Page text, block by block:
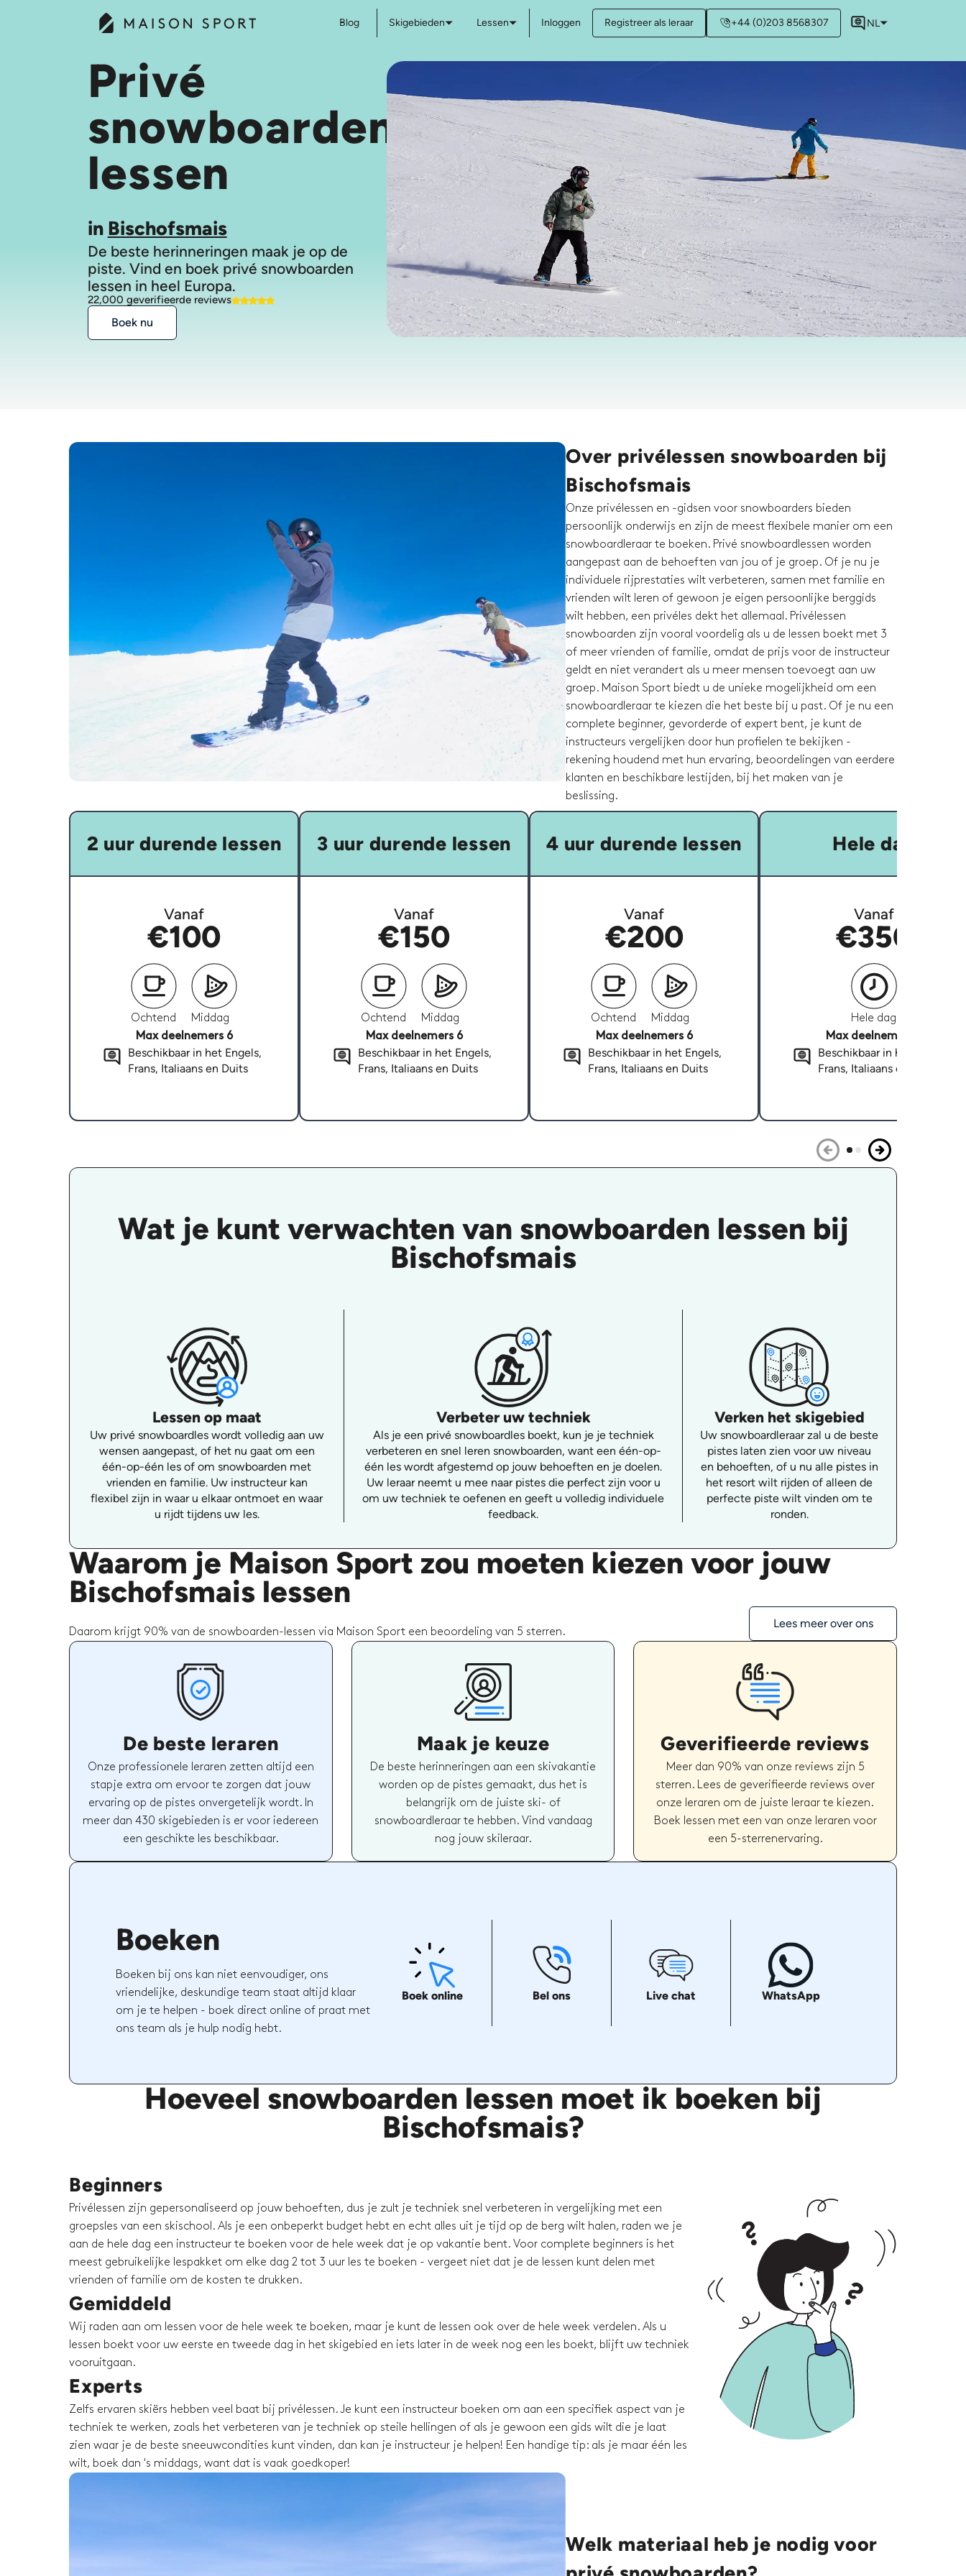
Blog Skigebieden Lessen Inloggen Registreer als leraar +44 (0)203 8568307 NL
Privé
snowboarden
lessen
in Bischofsmais
De beste herinneringen maak je op de
piste. Vind en boek privé snowboarden
lessen in heel Europa.
22,000 geverifieerde reviews
Boek nu
Over privélessen snowboarden bij
Bischofsmais
Onze privélessen en -gidsen voor snowboarders bieden
persoonlijk onderwijs en zijn de meest flexibele manier om een
snowboardleraar te boeken. Privé snowboardlessen worden
aangepast aan de behoeften van jou of je groep. Of je nu je
individuele rijprestaties wilt verbeteren, samen met familie en
vrienden wilt leren of gewoon je eigen persoonlijke berggids
wilt hebben, een privéles dekt het allemaal. Privélessen
snowboarden zijn vooral voordelig als u de lessen boekt met 3
of meer vrienden of familie, omdat de prijs voor de instructeur
geldt en niet verandert als u meer mensen toevoegt aan uw
groep. Maison Sport biedt u de unieke mogelijkheid om een
snowboardleraar te kiezen die het beste bij u past. Of je nu een
complete beginner, gevorderde of expert bent, je kunt de
instructeurs vergelijken door hun profielen te bekijken -
rekening houdend met hun ervaring, beoordelingen van eerdere
klanten en beschikbare lestijden, bij het maken van je
beslissing.
2 uur durende lessen
Vanaf
€100
Ochtend
Middag
Max deelnemers 6
Beschikbaar in het Engels,
Frans, Italiaans en Duits
3 uur durende lessen
Vanaf
€150
Ochtend
Middag
Max deelnemers 6
Beschikbaar in het Engels,
Frans, Italiaans en Duits
4 uur durende lessen
Vanaf
€200
Ochtend
Middag
Max deelnemers 6
Beschikbaar in het Engels,
Frans, Italiaans en Duits
Hele dag
Vanaf
€350
Hele dag
Max deelnemers 6
Beschikbaar in het Engels,
Frans, Italiaans en Duits
Wat je kunt verwachten van snowboarden lessen bij
Bischofsmais
Lessen op maat
Uw privé snowboardles wordt volledig aan uw
wensen aangepast, of het nu gaat om een
één-op-één les of om snowboarden met
vrienden en familie. Uw instructeur kan
flexibel zijn in waar u elkaar ontmoet en waar
u rijdt tijdens uw les.
Verbeter uw techniek
Als je een privé snowboardles boekt, kun je je techniek
verbeteren en snel leren snowboarden, want een één-op-
één les wordt afgestemd op jouw behoeften en je doelen.
Uw leraar neemt u mee naar pistes die perfect zijn voor u
om uw techniek te oefenen en geeft u volledig individuele
feedback.
Verken het skigebied
Uw snowboardleraar zal u de beste
pistes laten zien voor uw niveau
en behoeften, of u nu alle pistes in
het resort wilt rijden of alleen de
perfecte piste wilt vinden om te
ronden.
Waarom je Maison Sport zou moeten kiezen voor jouw
Bischofsmais lessen
Daarom krijgt 90% van de snowboarden-lessen via Maison Sport een beoordeling van 5 sterren.
Lees meer over ons
De beste leraren
Onze professionele leraren zetten altijd een
stapje extra om ervoor te zorgen dat jouw
ervaring op de pistes onvergetelijk wordt. In
meer dan 430 skigebieden is er voor iedereen
een geschikte les beschikbaar.
Maak je keuze
De beste herinneringen aan een skivakantie
worden op de pistes gemaakt, dus het is
belangrijk om de juiste ski- of
snowboardleraar te hebben. Vind vandaag
nog jouw skileraar.
Geverifieerde reviews
Meer dan 90% van onze reviews zijn 5
sterren. Lees de geverifieerde reviews over
onze leraren om de juiste leraar te kiezen.
Boek lessen met een van onze leraren voor
een 5-sterrenervaring.
Boeken
Boeken bij ons kan niet eenvoudiger, ons
vriendelijke, deskundige team staat altijd klaar
om je te helpen - boek direct online of praat met
ons team als je hulp nodig hebt.
Boek online Bel ons Live chat WhatsApp
Hoeveel snowboarden lessen moet ik boeken bij
Bischofsmais?
Beginners
Privélessen zijn gepersonaliseerd op jouw behoeften, dus je zult je techniek snel verbeteren in vergelijking met een
groepsles van een skischool. Als je een onbeperkt budget hebt en echt alles uit je tijd op de berg wilt halen, raden we je
aan de hele dag een instructeur te boeken voor de hele week dat je op vakantie bent. Voor complete beginners is het
meest gebruikelijke lespakket om elke dag 2 tot 3 uur les te boeken - vergeet niet dat je de lessen kunt delen met
vrienden of familie om de kosten te drukken.
Gemiddeld
Wij raden aan om lessen voor de hele week te boeken, maar je kunt de lessen ook over de hele week verdelen. Als u
lessen boekt voor uw eerste en tweede dag in het skigebied en iets later in de week nog een les boekt, blijft uw techniek
vooruitgaan.
Experts
Zelfs ervaren skiërs hebben veel baat bij privélessen. Je kunt een instructeur boeken om aan een specifiek aspect van je
techniek te werken, zoals het verbeteren van je techniek op steile hellingen of als je gewoon een gids wilt die je laat
zien waar je de beste sneeuwcondities kunt vinden, dan kan je instructeur je helpen! Een handige tip: als je maar één les
wilt, boek dan 's middags, want dat is vaak goedkoper!
Welk materiaal heb je nodig voor